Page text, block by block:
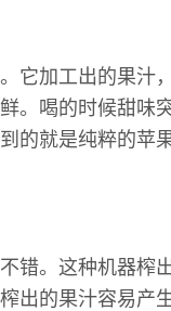
它加工出的果汁
。喝的时候甜味
的就是纯粹的苹
错。这种机器榨
出的果汁容易产